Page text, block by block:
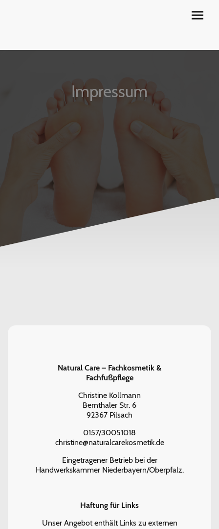
Impressum
Natural Care – Fachkosmetik &
Fachfußpflege
Christine Kollmann
Bernthaler Str. 6
92367 Pilsach
0157/30051018
christine@naturalcarekosmetik.de
Eingetragener Betrieb bei der
Handwerkskammer Niederbayern/Oberpfalz.
Haftung für Links
Unser Angebot enthält Links zu externen